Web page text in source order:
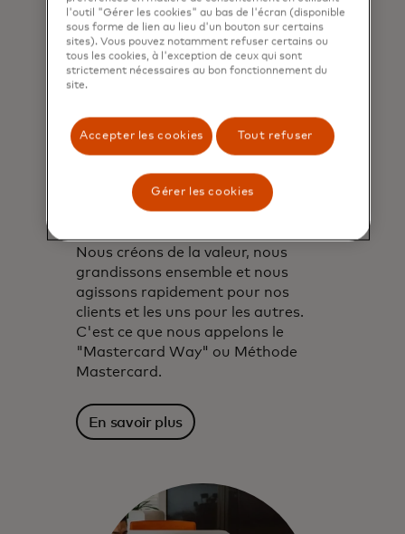
Nous créons de la valeur, nous
grandissons ensemble et nous
agissons rapidement pour nos
clients et les uns pour les autres.
C'est ce que nous appelons le
"Mastercard Way" ou Méthode
Mastercard.
En savoir plus
l'outil "Gérer les cookies" au bas de l'écran (disponible
sous forme de lien au lieu d'un bouton sur certains
sites). Vous pouvez notamment refuser certains ou
tous les cookies, à l'exception de ceux qui sont
strictement nécessaires au bon fonctionnement du
site.
Accepter les cookies Tout refuser
Gérer les cookies